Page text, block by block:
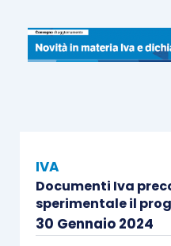
IVA
Documenti Iva
sperimentale il
30 Gennaio 2024